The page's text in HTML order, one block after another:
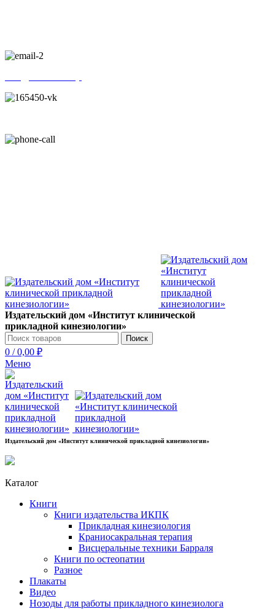
Издательский дом «Институт клинической
прикладной кинезиологии»
Поиск
0 / 0,00 ₽
Меню
Издательский дом «Институт клинической прикладной кинезиологии»
Каталог
Книги
Книги издательства ИКПК
Прикладная кинезиология
Краниосакральная терапия
Висцеральные техники Барраля
Книги по остеопатии
Разное
Плакаты
Видео
Нозоды для работы прикладного кинезиолога